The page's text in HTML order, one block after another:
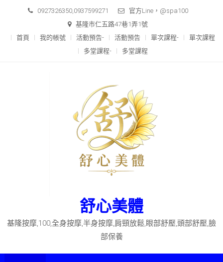
content
0927326350,0937599271
官方Line，@spa100
基隆市仁五路47巷1弄1號
首頁
我的帳號 活動預告- 活動預告 單次課程-
單次課程
多堂課程-
多堂課程
舒心美體
基隆按摩,100,全身按摩,半身按摩,肩頸放鬆,眼部舒壓,頭部舒壓,臉
部保養